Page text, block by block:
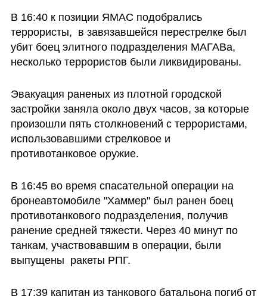
В 16:40 к позиции ЯМАС подобрались
террористы,  в завязавшейся перестрелке был
убит боец элитного подразделения МАГАВа,
несколько террористов были ликвидированы.
Эвакуация раненых из плотной городской
застройки заняла около двух часов, за которые
произошли пять столкновений с террористами,
использовавшими стрелковое и
противотанковое оружие.
В 16:45 во время спасательной операции на
бронеавтомобиле "Хаммер" был ранен боец
противотанкового подразделения, получив
ранение средней тяжести. Через 40 минут по
танкам, участвовавшим в операции, были
выпущены  ракеты РПГ.
В 17:39 капитан из танкового батальона погиб от